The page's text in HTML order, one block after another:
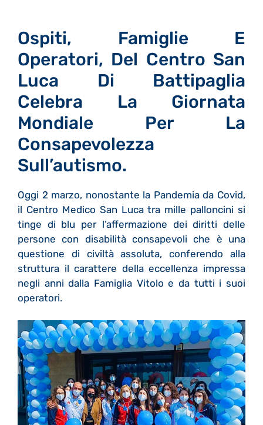
Ospiti, Famiglie E
Operatori, Del Centro San
Luca Di Battipaglia
Celebra La Giornata
Mondiale Per La
Consapevolezza
Sull’autismo.
Oggi 2 marzo, nonostante la Pandemia da Covid,
il Centro Medico San Luca tra mille palloncini si
tinge di blu per l’affermazione dei diritti delle
persone con disabilità consapevoli che è una
questione di civiltà assoluta, conferendo alla
struttura il carattere della eccellenza impressa
negli anni dalla Famiglia Vitolo e da tutti i suoi
operatori.